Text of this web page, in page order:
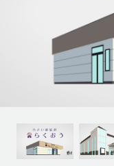
WORK
DOWNLOAD